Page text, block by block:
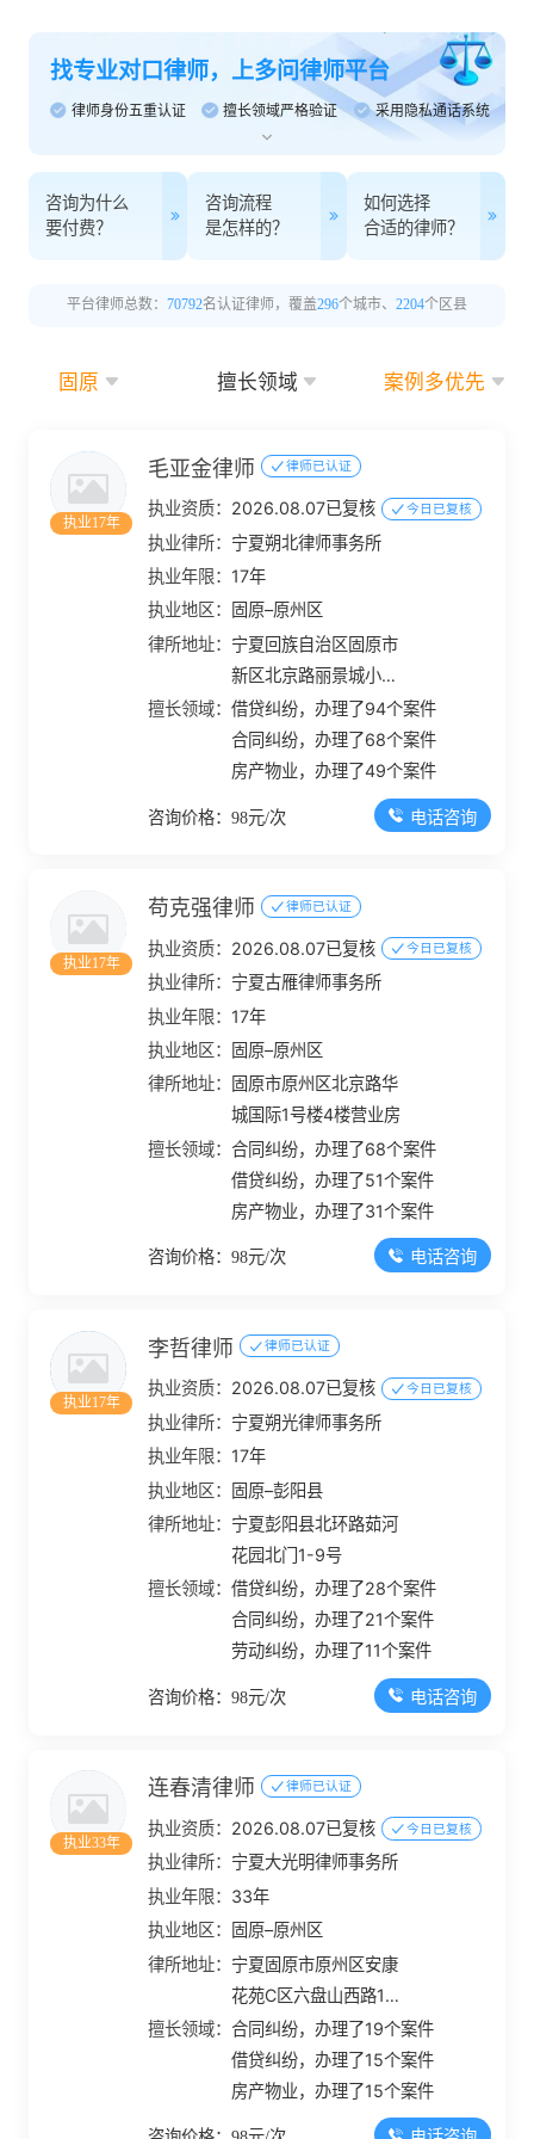
找专业对口律师，上多问律师平台
律师身份五重认证 擅长领域严格验证 采用隐私通话系统
咨询为什么
要付费？
咨询流程
是怎样的？
如何选择
合适的律师？
平台律师总数： 70792名认证律师，覆盖296个城市、 2204个区县
固原 擅长领域 案例多优先
执业17年
毛亚金律师 律师已认证
执业资质： 2026.08.07已复核 今日已复核
执业律所： 宁夏朔北律师事务所
执业年限： 17年
执业地区：
固原–原州区
律所地址： 宁夏回族自治区固原市
新区北京路丽景城小区
西侧一号商业房
擅长领域：借贷纠纷，办理了94个案件
合同纠纷，办理了68个案件
房产物业，办理了49个案件
咨询价格：98元/次 电话咨询
执业17年
苟克强律师 律师已认证
执业资质： 2026.08.07已复核 今日已复核
执业律所： 宁夏古雁律师事务所
执业年限： 17年
执业地区：
固原–原州区
律所地址：
固原市原州区北京路华
城国际1号楼4楼营业房
擅长领域：合同纠纷，办理了68个案件
借贷纠纷，办理了51个案件
房产物业，办理了31个案件
咨询价格：98元/次 电话咨询
执业17年
李哲律师 律师已认证
执业资质： 2026.08.07已复核 今日已复核
执业律所： 宁夏朔光律师事务所
执业年限： 17年
执业地区：
固原–彭阳县
律所地址： 宁夏彭阳县北环路茹河
花园北门1-9号
擅长领域：借贷纠纷，办理了28个案件
合同纠纷，办理了21个案件
劳动纠纷，办理了11个案件
咨询价格：98元/次 电话咨询
执业33年
连春清律师 律师已认证
执业资质： 2026.08.07已复核 今日已复核
执业律所： 宁夏大光明律师事务所
执业年限： 33年
执业地区：
固原–原州区
律所地址： 宁夏固原市原州区安康
花苑C区六盘山西路100
号三楼
擅长领域：合同纠纷，办理了19个案件
借贷纠纷，办理了15个案件
房产物业，办理了15个案件